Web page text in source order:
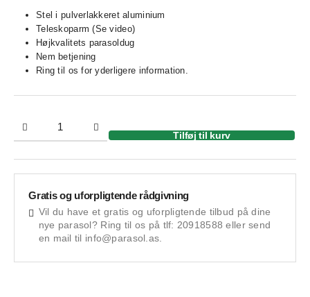
Stel i pulverlakkeret aluminium
Teleskoparm (Se video)
Højkvalitets parasoldug
Nem betjening
Ring til os for yderligere information.
Tilføj til kurv
Gratis og uforpligtende rådgivning
Vil du have et gratis og uforpligtende tilbud på dine
nye parasol? Ring til os på tlf: 20918588 eller send
en mail til info@parasol.as.